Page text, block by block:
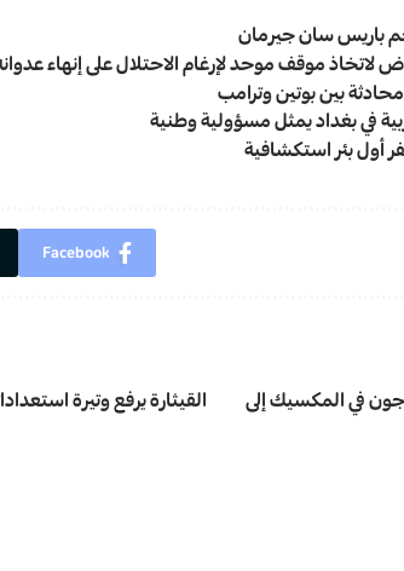
باريس سان جيرمان
لاتخاذ موقف موحد لإرغام الاحتلال على إنهاء
بين بوتين وترامب
في بغداد يمثل مسؤولية وطنية
أول بئر استكشافية
Facebook
جون في المكسيك إلى
القيثارة يرفع وتيرة